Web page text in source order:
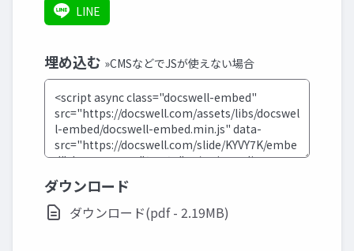
LINE
埋め込む »CMSなどでJSが使えない場合
ダウンロード
ダウンロード(pdf - 2.19MB)